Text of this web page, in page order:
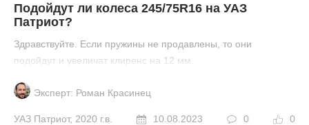
Подойдут ли колеса 245/75R16 на УАЗ
Патриот?
Здравствуйте. Если пружины не продавлены, то они
подойдут и увеличат клиренс на 12 мм.
Эксперт: Роман Красинец
УАЗ Патриот, 2020 г.в. 10.08.2023 0 0